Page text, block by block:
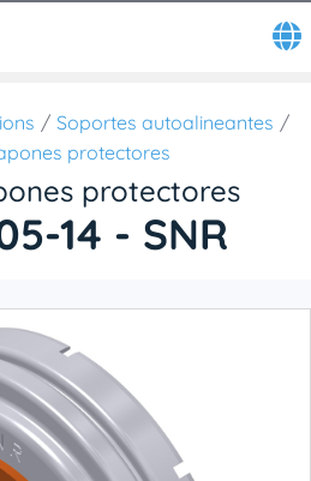
Soportes autoalineantes
protectores
protectores
14 - SNR